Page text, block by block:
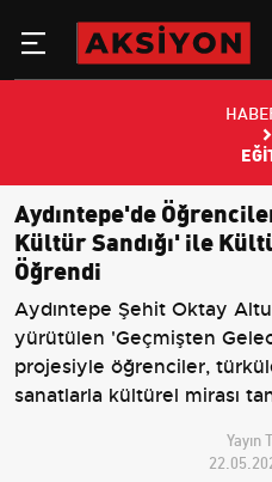
Aydıntepe'de
Kültür Sandığı' ile
Öğrendi
Aydıntepe Şehit Oktay
yürütülen 'Geçmişten
projesiyle öğrenciler,
sanatlarla kültürel mirası
Yayın